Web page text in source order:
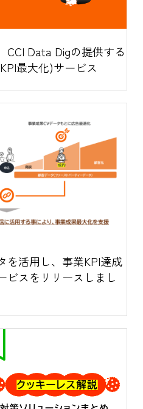
CCI Data Digの提供する
最大化)サービス
を活用し、事業KPI達成
ビスをリリースしまし